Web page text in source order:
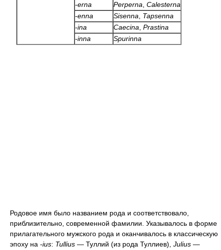
-erna
Perperna ,Calesterna
-enna
Sisenna
Tapsenna
-ina
Caecina ,Prastina
-inna
Spurinna
Родовое имя было названием рода и соответствовало,
приблизительно, современной фамилии. Указывалось в форме
прилагательного мужского рода и оканчивалось в классическую
эпоху на -ius: Tullius — Туллий (из рода Туллиев), Julius —